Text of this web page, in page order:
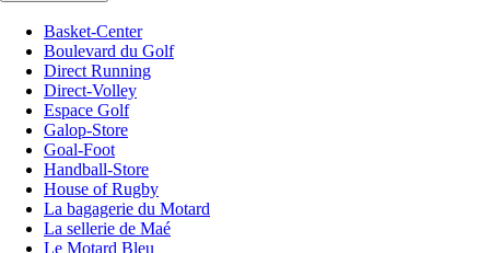
Basket-Center
Boulevard du Golf
Direct Running
Direct-Volley
Espace Golf
Galop-Store
Goal-Foot
Handball-Store
House of Rugby
La bagagerie du Motard
La sellerie de Maé
Le Motard Bleu